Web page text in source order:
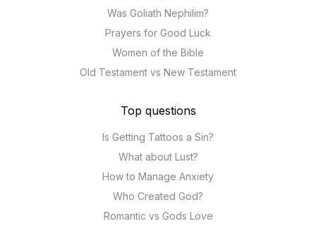
Was Goliath Nephilim?
Prayers for Good Luck
Women of the Bible
Old Testament vs New Testament
Top questions
Is Getting Tattoos a Sin?
What about Lust?
How to Manage Anxiety
Who Created God?
Romantic vs Gods Love